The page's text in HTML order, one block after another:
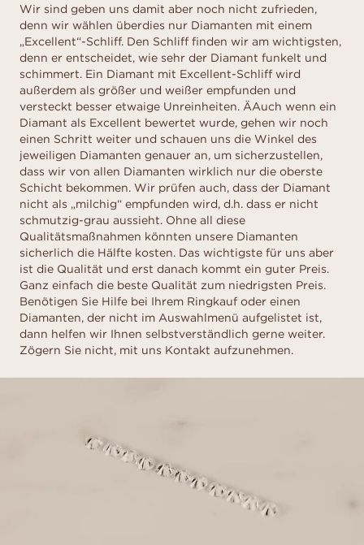
Wir sind geben uns damit aber noch nicht zufrieden,
denn wir wählen überdies nur Diamanten mit einem
„Excellent“-Schliff. Den Schliff finden wir am wichtigsten,
denn er entscheidet, wie sehr der Diamant funkelt und
schimmert. Ein Diamant mit Excellent-Schliff wird
außerdem als größer und weißer empfunden und
versteckt besser etwaige Unreinheiten. ÄAuch wenn ein
Diamant als Excellent bewertet wurde, gehen wir noch
einen Schritt weiter und schauen uns die Winkel des
jeweiligen Diamanten genauer an, um sicherzustellen,
dass wir von allen Diamanten wirklich nur die oberste
Schicht bekommen. Wir prüfen auch, dass der Diamant
nicht als „milchig“ empfunden wird, d.h. dass er nicht
schmutzig-grau aussieht. Ohne all diese
Qualitätsmaßnahmen könnten unsere Diamanten
sicherlich die Hälfte kosten. Das wichtigste für uns aber
ist die Qualität und erst danach kommt ein guter Preis.
Ganz einfach die beste Qualität zum niedrigsten Preis.
Benötigen Sie Hilfe bei Ihrem Ringkauf oder einen
Diamanten, der nicht im Auswahlmenü aufgelistet ist,
dann helfen wir Ihnen selbstverständlich gerne weiter.
Zögern Sie nicht, mit uns Kontakt aufzunehmen.